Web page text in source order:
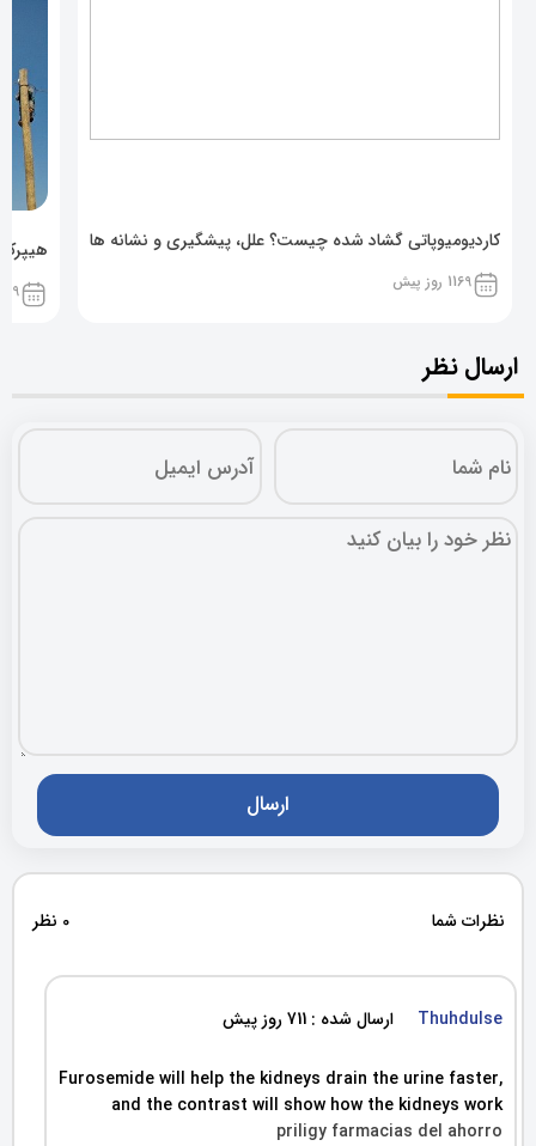
کاردیومیوپاتی گشاد شده چیست؟ علل، پیشگیری و نشانه ها
1169 روز پیش 1169
ارسال نظر
نظرات شما 0 نظر
Thuhdulse ارسال شده : 711 روز پیش
Furosemide will help the kidneys drain the urine faster,
and the contrast will show how the kidneys work
priligy farmacias del ahorro